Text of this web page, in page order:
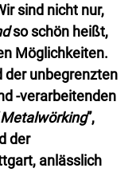
sind nicht nur,
so schön heißt,
Möglichkeiten.
der unbegrenzten
-verarbeitenden
”,
der
anlässlich